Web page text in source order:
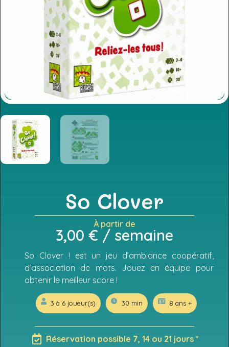
So Clover
À partir de
3,00 € / semaine
So Clover ! est un jeu d’ambiance coopératif,
d’association de mots. Jouez en équipe pour
obtenir le meilleur score !
3 à 6 joueur(s) 30 min 8 ans +
Réservation possible 7, 14 ou 21 jours *